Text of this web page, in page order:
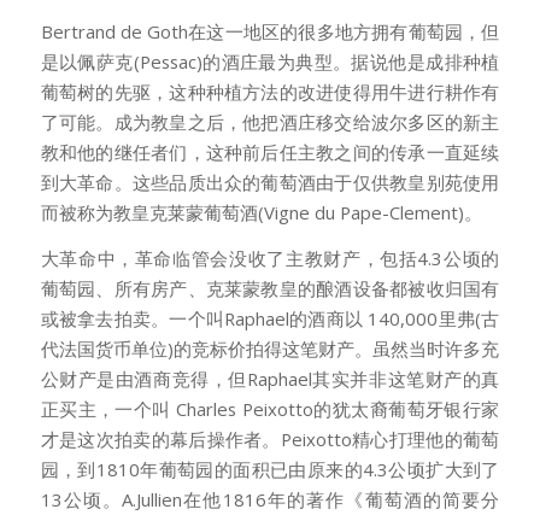
Bertrand de Goth在这一地区的很多地方拥有葡萄园，但
是以佩萨克(Pessac)的酒庄最为典型。据说他是成排种植
葡萄树的先驱，这种种植方法的改进使得用牛进行耕作有
了可能。成为教皇之后，他把酒庄移交给波尔多区的新主
教和他的继任者们，这种前后任主教之间的传承一直延续
到大革命。这些品质出众的葡萄酒由于仅供教皇别苑使用
而被称为教皇克莱蒙葡萄酒(Vigne du Pape-Clement)。
大革命中，革命临管会没收了主教财产，包括4.3公顷的
葡萄园、所有房产、克莱蒙教皇的酿酒设备都被收归国有
或被拿去拍卖。一个叫Raphael的酒商以 140,000里弗(古
代法国货币单位)的竞标价拍得这笔财产。虽然当时许多充
公财产是由酒商竞得，但Raphael其实并非这笔财产的真
正买主，一个叫 Charles Peixotto的犹太裔葡萄牙银行家
才是这次拍卖的幕后操作者。Peixotto精心打理他的葡萄
园，到1810年葡萄园的面积已由原来的4.3公顷扩大到了
13公顷。A.Jullien在他1816年的著作《葡萄酒的简要分